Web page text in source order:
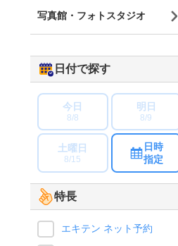
写真館・フォトスタジオ
日付で探す
今日
8/8
明日
8/9
土曜日
8/15
日時
指定
特長
エキテン ネット予約